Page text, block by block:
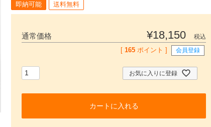
即納可能 送料無料
通常価格 ¥18,150
税込
[165 ポイント ] 会員登録
お気に入りに登録
カートに入れる
検索